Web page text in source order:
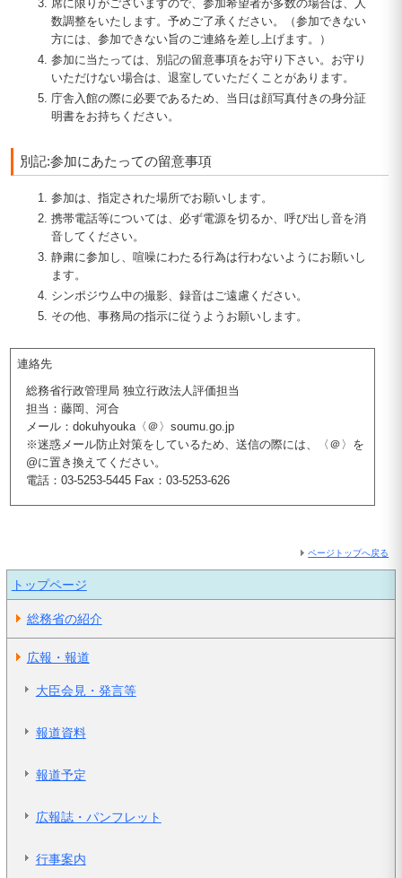
席に限りがございますので、参加希望者が多数の場合は、人
数調整をいたします。予めご了承ください。（参加できない
方には、参加できない旨のご連絡を差し上げます。）
参加に当たっては、別記の留意事項をお守り下さい。お守り
いただけない場合は、退室していただくことがあります。
庁舎入館の際に必要であるため、当日は顔写真付きの身分証
明書をお持ちください。
別記:参加にあたっての留意事項
参加は、指定された場所でお願いします。
携帯電話等については、必ず電源を切るか、呼び出し音を消
音してください。
静粛に参加し、喧噪にわたる行為は行わないようにお願いし
ます。
シンポジウム中の撮影、録音はご遠慮ください。
その他、事務局の指示に従うようお願いします。
連絡先
総務省行政管理局 独立行政法人評価担当
担当：藤岡、河合
メール：dokuhyouka〈＠〉soumu.go.jp
※迷惑メール防止対策をしているため、送信の際には、〈＠〉を
@に置き換えてください。
電話：03-5253-5445 Fax：03-5253-626
ページトップへ戻る
トップページ
総務省の紹介
広報・報道
大臣会見・発言等
報道資料
報道予定
広報誌・パンフレット
行事案内